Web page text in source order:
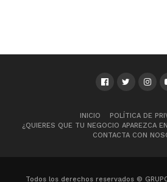
INICIO
POLÍTICA DE
¿QUIERES QUE TU NEGOCIO APAREZCA
CONTACTA CON
Todos los derechos reservados © GRUPO